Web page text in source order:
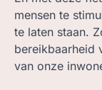
mensen te
te laten staan.
bereikbaarheid
van onze